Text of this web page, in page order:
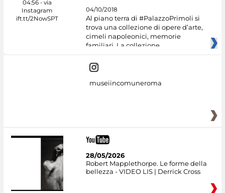
04/10/2018
Al piano terra di #PalazzoPrimoli si
trova una collezione di opere d’arte,
cimeli napoleonici, memorie
familiari. La collezione
museiincomuneroma
28/05/2026
Robert Mapplethorpe. Le forme della
bellezza - VIDEO LIS | Derrick Cross